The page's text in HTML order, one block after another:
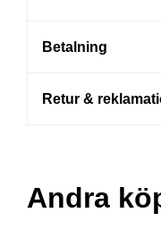
Betalning
Retur &
Andra